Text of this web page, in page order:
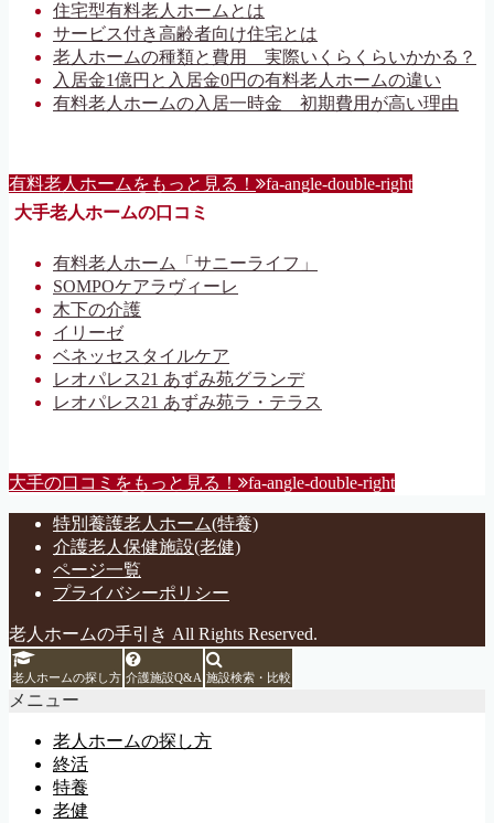
住宅型有料老人ホームとは
サービス付き高齢者向け住宅とは
老人ホームの種類と費用 実際いくらくらいかかる？
入居金1億円と入居金0円の有料老人ホームの違い
有料老人ホームの入居一時金 初期費用が高い理由
有料老人ホームをもっと見る！ fa-angle-double-right
大手老人ホームの口コミ
有料老人ホーム「サニーライフ」
SOMPOケアラヴィーレ
木下の介護
イリーゼ
ベネッセスタイルケア
レオパレス21 あずみ苑グランデ
レオパレス21 あずみ苑ラ・テラス
大手の口コミをもっと見る！ fa-angle-double-right
特別養護老人ホーム(特養)
介護老人保健施設(老健)
ページ一覧
プライバシーポリシー
老人ホームの手引き All Rights Reserved.
老人ホームの探し方 介護施設Q&A 施設検索・比較
メニュー
老人ホームの探し方
終活
特養
老健